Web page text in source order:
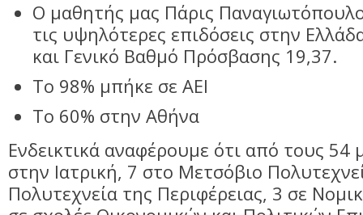
Ο μαθητής μας Πάρις
τις υψηλότερες επιδόσεις στην
και Γενικό Βαθμό Πρόσβασης 19,37.
Το 98% μπήκε σε ΑΕΙ
Το 60% στην Αθήνα
Ενδεικτικά αναφέρουμε ότι από τους
στην Ιατρική, 7 στο Μετσόβιο
Πολυτεχνεία της Περιφέρειας, 3 σε